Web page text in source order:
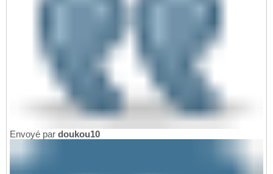
Envoyé par doukou10